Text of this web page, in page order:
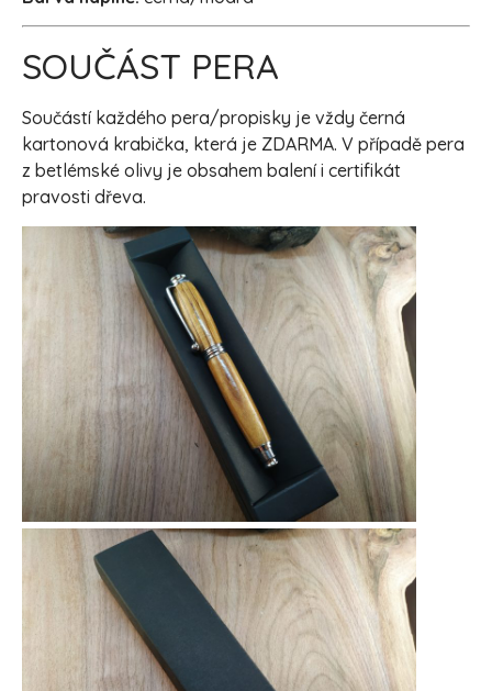
SOUČÁST PERA
Součástí každého pera/propisky je vždy černá
kartonová krabička, která je ZDARMA. V případě pera
z betlémské olivy je obsahem balení i certifikát
pravosti dřeva.